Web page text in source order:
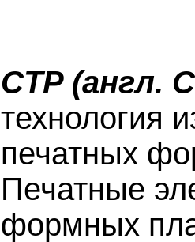
CTP (англ.
технология
печатных
Печатные
формных